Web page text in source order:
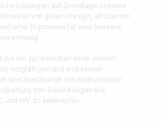
Lösungen auf Grundlage unseres
von gutem Design, effizienten
Ergonomie für eine bessere
bis hin zur kleinsten Klinik werden
sorgfältigen und wirksamen
und Sterilisation von Instrumenten
von Erkrankungen wie
und HIV zu bekämpfen.